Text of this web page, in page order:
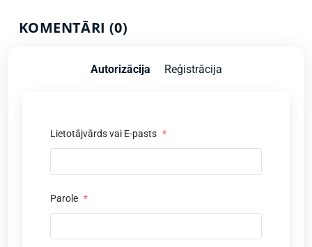
KOMENTĀRI (0)
Autorizācija Reģistrācija
Lietotājvārds vai E-pasts *
Parole *